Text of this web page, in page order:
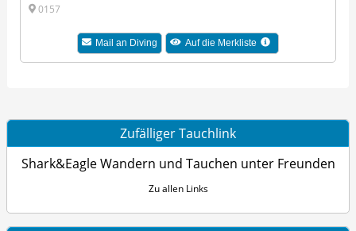
0157
Mail an Diving Auf die Merkliste
Zufälliger Tauchlink
Shark&Eagle Wandern und Tauchen unter Freunden
Zu allen Links